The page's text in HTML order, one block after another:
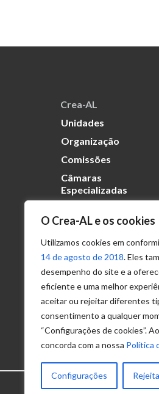
O Crea-AL e os cookies
Utilizamos cookies em
14 de agosto de 2018. Eles
desempenho do site e a
eficiente e uma melhor
aceitar ou rejeitar diferentes
consentimento a qualquer
“Configurações de cookies”.
concorda com a nossa Política
Configurações
Crea-AL
Unidades
Organização
Comissões
Câmaras
Especializadas
Transparência
Portal
Acesso à
Informação
Política de
Privacidade de
Dados
© 2025 –